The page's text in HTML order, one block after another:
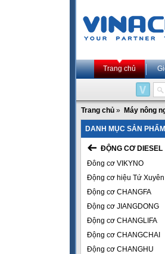
Trang chủ
Trang chủ » Máy nông
DANH MỤC SẢN PHẨM
ĐỘNG CƠ DIESEL
Đông cơ VIKYNO
Động cơ hiệu Tứ Xuyên
Động cơ CHANGFA
Động cơ JIANGDONG
Động cơ CHANGLIFA
Động cơ CHANGCHAI
Động cơ CHANGHU